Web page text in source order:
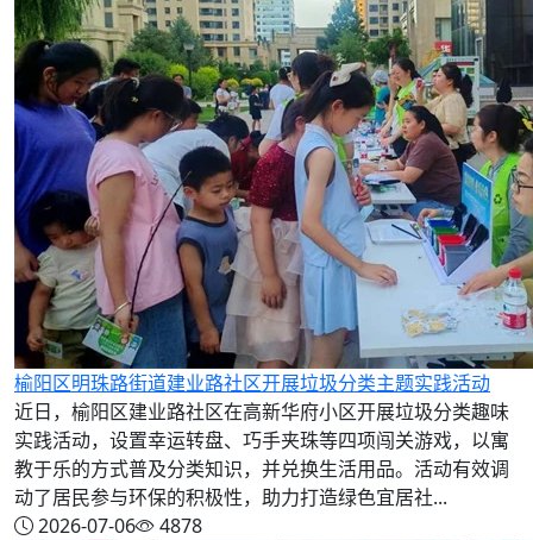
榆阳区明珠路街道建业路社区开展垃圾分类主题实践活动
近日，榆阳区建业路社区在高新华府小区开展垃圾分类趣味
实践活动，设置幸运转盘、巧手夹珠等四项闯关游戏，以寓
教于乐的方式普及分类知识，并兑换生活用品。活动有效调
动了居民参与环保的积极性，助力打造绿色宜居社...
2026-07-06
4878